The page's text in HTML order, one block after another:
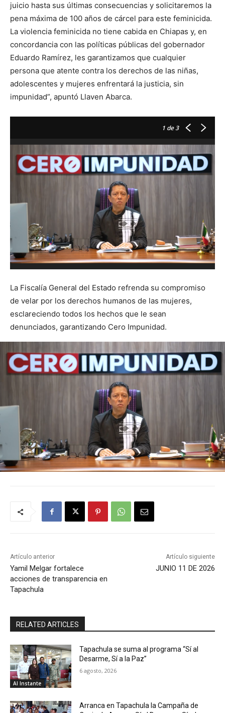
juicio hasta sus últimas consecuencias y solicitaremos la
pena máxima de 100 años de cárcel para este feminicida.
La violencia feminicida no tiene cabida en Chiapas y, en
concordancia con las políticas públicas del gobernador
Eduardo Ramírez, les garantizamos que cualquier
persona que atente contra los derechos de las niñas,
adolescentes y mujeres enfrentará la justicia, sin
impunidad”, apuntó Llaven Abarca.
1 de 3
La Fiscalía General del Estado refrenda su compromiso
de velar por los derechos humanos de las mujeres,
esclareciendo todos los hechos que le sean
denunciados, garantizando Cero Impunidad.
Artículo anterior
Yamil Melgar fortalece
acciones de transparencia en
Tapachula
Artículo siguiente
JUNIO 11 DE 2026
RELATED ARTICLES
Al Instante
Tapachula se suma al programa “Sí al
Desarme, Sí a la Paz”
6 agosto, 2026
Arranca en Tapachula la Campaña de